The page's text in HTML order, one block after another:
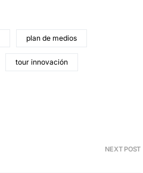
plan de medios
tour innovación
NEXT POST